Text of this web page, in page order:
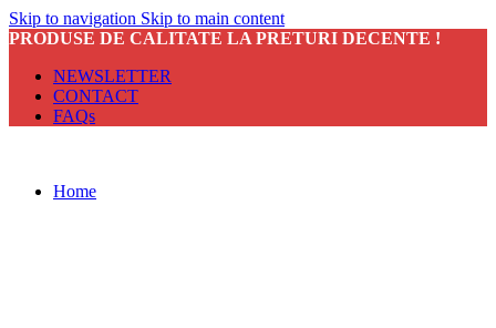
Skip to navigation Skip to main content
PRODUSE DE CALITATE LA PRETURI DECENTE !
NEWSLETTER
CONTACT
FAQs
Home